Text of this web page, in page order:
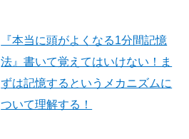
『本当に頭がよくなる1分間記憶
法』書いて覚えてはいけない！ま
ずは記憶するというメカニズムに
ついて理解する！